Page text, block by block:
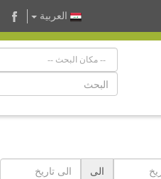
العربية
الى